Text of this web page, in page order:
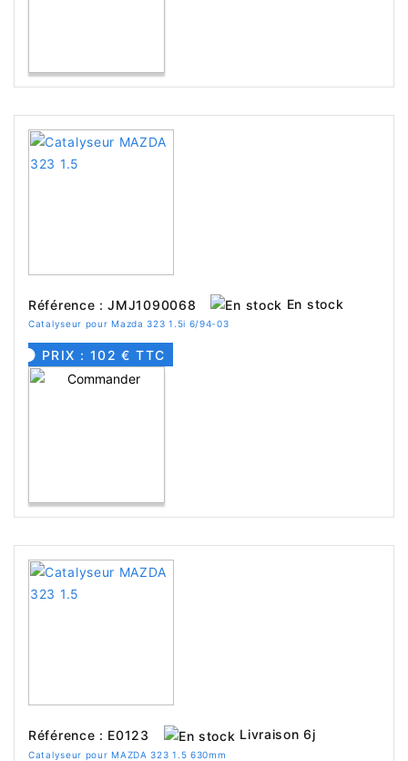
Référence : JMJ1090068 En stock
Catalyseur pour Mazda 323 1.5i 6/94-03
PRIX : 102 € TTC
Référence : E0123 Livraison 6j
Catalyseur pour MAZDA 323 1.5 630mm